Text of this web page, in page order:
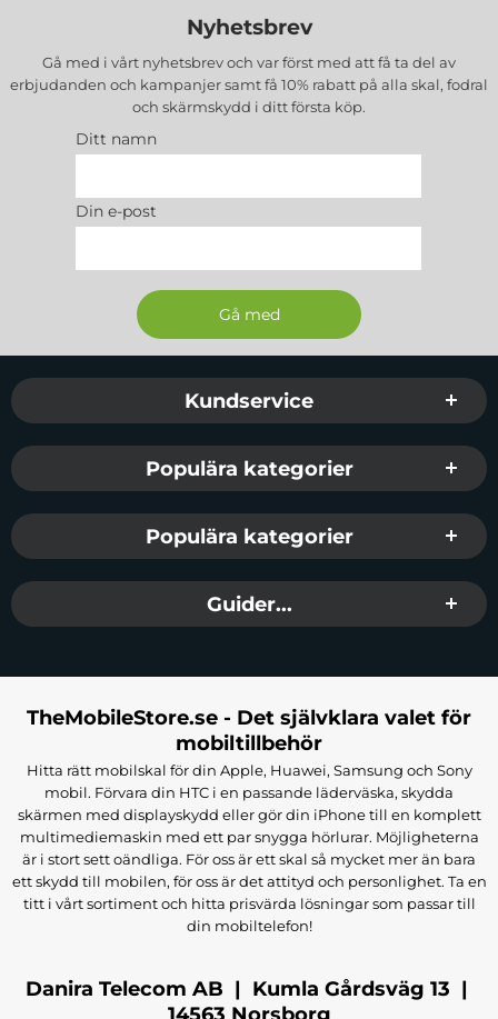
Nyhetsbrev
Gå med i vårt nyhetsbrev och var först med att få ta del av
erbjudanden och kampanjer samt få 10% rabatt på alla skal, fodral
och skärmskydd i ditt första köp.
Ditt namn
Din e-post
Sidfot Blandad info och länkar
Kundservice
Populära kategorier
Populära kategorier
Guider...
TheMobileStore.se - Det självklara valet för
mobiltillbehör
Hitta rätt mobilskal för din Apple, Huawei, Samsung och Sony
mobil. Förvara din HTC i en passande läderväska, skydda
skärmen med displayskydd eller gör din iPhone till en komplett
multimediemaskin med ett par snygga hörlurar. Möjligheterna
är i stort sett oändliga. För oss är ett skal så mycket mer än bara
ett skydd till mobilen, för oss är det attityd och personlighet. Ta en
titt i vårt sortiment och hitta prisvärda lösningar som passar till
din mobiltelefon!
Danira Telecom AB | Kumla Gårdsväg 13 |
14563 Norsborg